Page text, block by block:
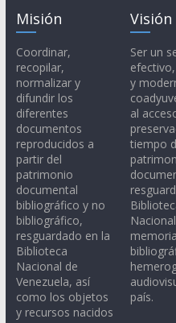
Misión
Coordinar,
recopilar,
normalizar y
difundir los
diferentes
documentos
reproducidos a
partir del
patrimonio
documental
bibliográfico y no
bibliográfico,
resguardado en la
Biblioteca
Nacional de
Venezuela, así
como los objetos
y recursos nacidos
Visión
Ser un
y
al
tiempo
país.